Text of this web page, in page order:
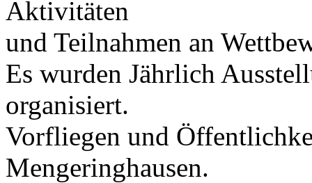
Aktivitäten
und Teilnahmen an
Es wurden Jährlich
organisiert.
Vorfliegen und
Mengeringhausen.